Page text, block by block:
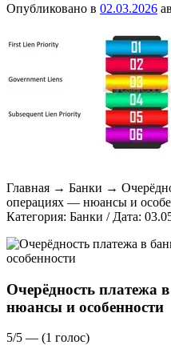
Опубликовано в 02.03.2026
Главная → Банки →
операциях — нюансы и
Категория: Банки / Дата:
Очерёдность платежа
нюансы и особенности
5/5 — (1 голос)